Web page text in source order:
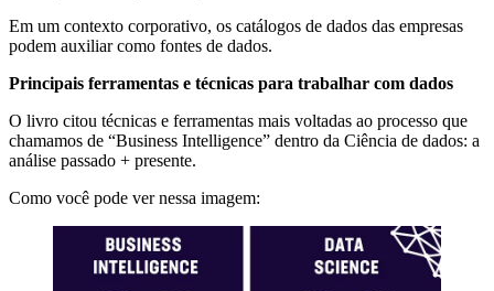
Em um contexto corporativo, os catálogos de dados das empresas
podem auxiliar como fontes de dados.
Principais ferramentas e técnicas para trabalhar com dados
O livro citou técnicas e ferramentas mais voltadas ao processo que
chamamos de “Business Intelligence” dentro da Ciência de dados: a
análise passado + presente.
Como você pode ver nessa imagem: